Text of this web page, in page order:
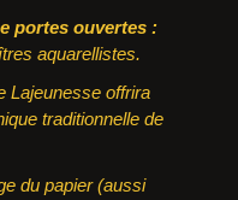
portes ouvertes :
aquarellistes.
Lajeunesse offrira
traditionnelle de
du papier (aussi